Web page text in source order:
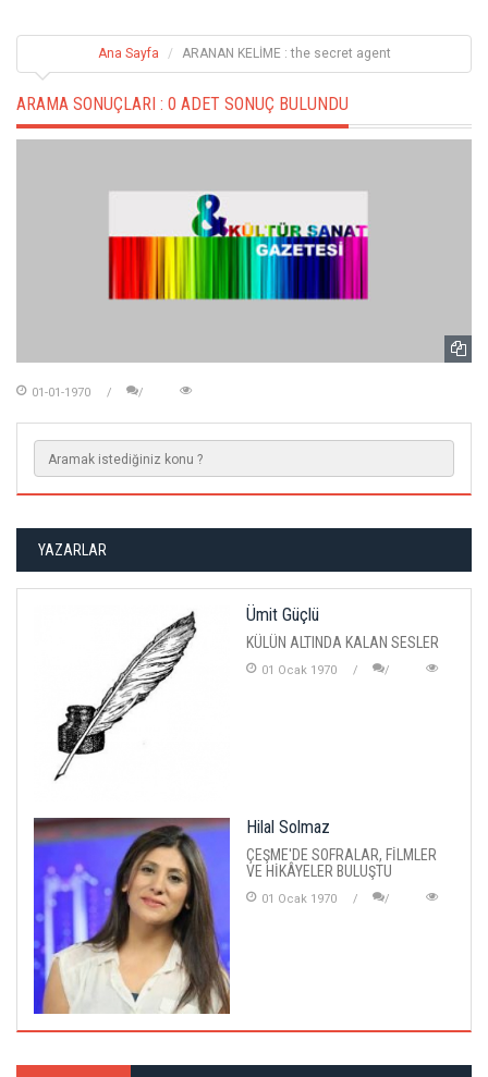
Ana Sayfa ARANAN KELİME : the secret agent
ARAMA SONUÇLARI : 0 ADET SONUÇ BULUNDU
01-01-1970
YAZARLAR
Ümit Güçlü
KÜLÜN ALTINDA KALAN SESLER
01 Ocak 1970
Hilal Solmaz
ÇEŞME'DE SOFRALAR, FİLMLER
VE HİKÂYELER BULUŞTU
01 Ocak 1970